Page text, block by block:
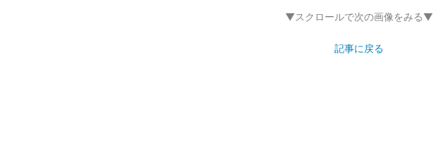
▼スクロールで次の画像をみる▼
記事に戻る